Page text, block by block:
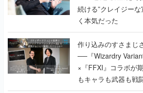
続ける”クレイジー
く本気だった
作り込みのすさまじ
──『Wizardry
×『FFXI』コラボが
もキャラも武器も戦
で作り込まれた理由